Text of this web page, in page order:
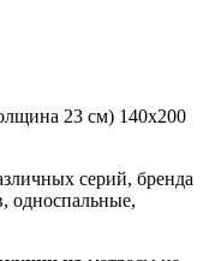
23 см) 140х200
серий, бренда
односпальные,